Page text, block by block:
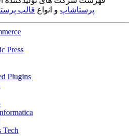
پرستاشاپ و انواع قالب
Press
Plugins
Tech